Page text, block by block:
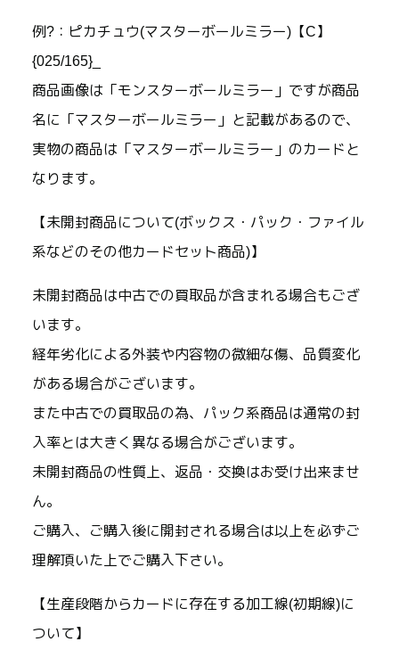
例?：ピカチュウ(マスターボールミラー)【C】
{025/165}_
商品画像は「モンスターボールミラー」ですが商品
名に「マスターボールミラー」と記載があるので、
実物の商品は「マスターボールミラー」のカードと
なります。
【未開封商品について(ボックス・パック・ファイル
系などのその他カードセット商品)】
未開封商品は中古での買取品が含まれる場合もござ
います。
経年劣化による外装や内容物の微細な傷、品質変化
がある場合がございます。
また中古での買取品の為、パック系商品は通常の封
入率とは大きく異なる場合がございます。
未開封商品の性質上、返品・交換はお受け出来ませ
ん。
ご購入、ご購入後に開封される場合は以上を必ずご
理解頂いた上でご購入下さい。
【生産段階からカードに存在する加工線(初期線)に
ついて】